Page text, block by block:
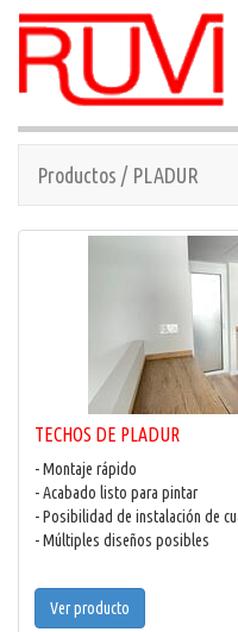
Productos / PLADUR
TECHOS DE PLADUR
- Montaje rápido
- Acabado listo para pintar
- Posibilidad de instalación de
- Múltiples diseños posibles
Ver producto